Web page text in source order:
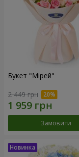
Букет "Мірей"
2 449 грн
Замовити